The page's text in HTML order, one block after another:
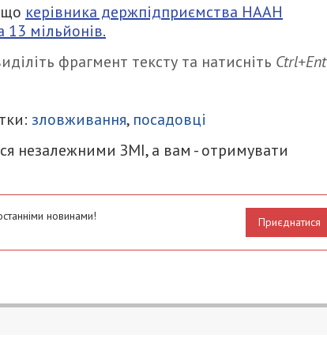
керівника держпідприємства НААН
мільйонів.
фрагмент тексту та натисніть
зловживання, посадовці
незалежними ЗМІ, а вам - отримувати
новинами! Приєднатися